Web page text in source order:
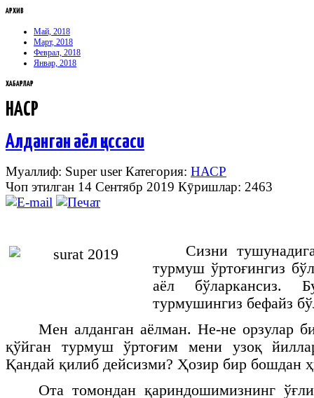
АРХИВ
Май, 2018
Март, 2018
Феврал, 2018
Январ, 2018
ХАБАРЛАР
НАСР
Алданган аёл қиссаси
Муаллиф: Super userКатегория: НАСР
Чоп этилган 14 Сентябр 2019 Кӯришлар: 2463
Сизни
турмуш ўртоғингиз
аёл бўларкансиз.
турмушингиз бефайз
Мен алданган аёлман. Не-не орзулар
қўйган турмуш ўртоғим мени узоқ
Қандай қилиб дейсизми? Ҳозир бир бошдан
Ота томондан қариндошимизнинг